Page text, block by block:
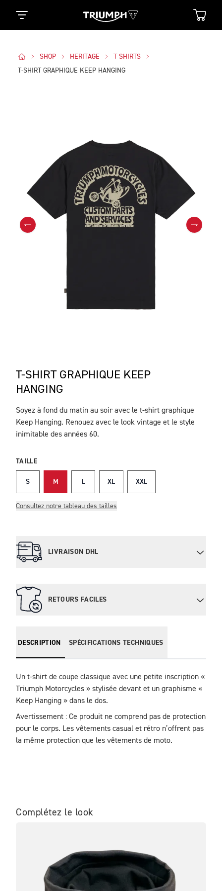
SHOP HERITAGE
T SHIRTS
T-SHIRT GRAPHIQUE KEEP HANGING
T-SHIRT GRAPHIQUE KEEP
HANGING
DESCRIPTION
Soyez à fond du matin au soir avec le t-shirt graphique
Keep Hanging. Renouez avec le look vintage et le style
inimitable des années 60.
TAILLE
S M L XL XXL
Consultez notre tableau des tailles
LIVRAISON DHL
RETOURS FACILES
DESCRIPTION SPÉCIFICATIONS TECHNIQUES
Un t-shirt de coupe classique avec une petite inscription «
Triumph Motorcycles » stylisée devant et un graphisme «
Keep Hanging » dans le dos.
Avertissement : Ce produit ne comprend pas de protection
pour le corps. Les vêtements casual et rétro n’offrent pas
la même protection que les vêtements de moto.
Complétez le look